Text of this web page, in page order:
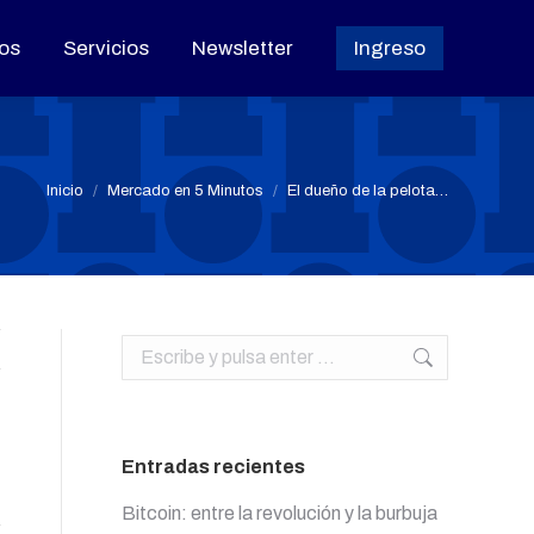
Servicios Newsletter Ingreso
Estás aquí:
Inicio Mercado en 5 Minutos El dueño de la pelota…
Buscar:
Entradas recientes
Bitcoin: entre la revolución y la burbuja
Servicios Newsletter Ingreso